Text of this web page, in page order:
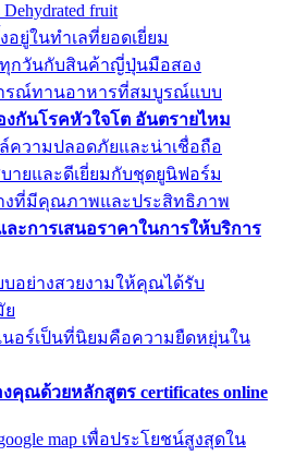
fruit
ยู่ในทำเลที่ยอดเยี่ยม
กวันกับสินค้าญี่ปุ่นมือสอง
รณ์ทานอาหารที่สมบูรณ์แบบ
งกันโรคหัวใจโต อันตรายไหม
ความปลอดภัยและน่าเชื่อถือ
ายและดีเยี่ยมกับชุดยูนิฟอร์ม
งที่มีคุณภาพและประสิทธิภาพ
ะการเสนอราคาในการให้บริการ
อย่างสวยงามให้คุณได้รับ
ย
นอร์เป็นที่นิยมคือความยืดหยุ่นใน
คุณด้วยหลักสูตร certificates online
map เพื่อประโยชน์สูงสุดใน